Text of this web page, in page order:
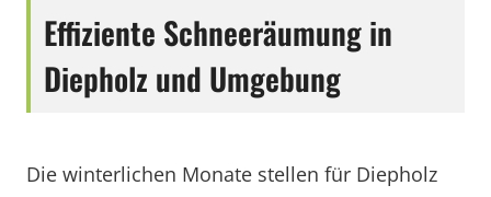
Effiziente Schneeräumung in
Diepholz und Umgebung
Die winterlichen Monate stellen für Diepholz